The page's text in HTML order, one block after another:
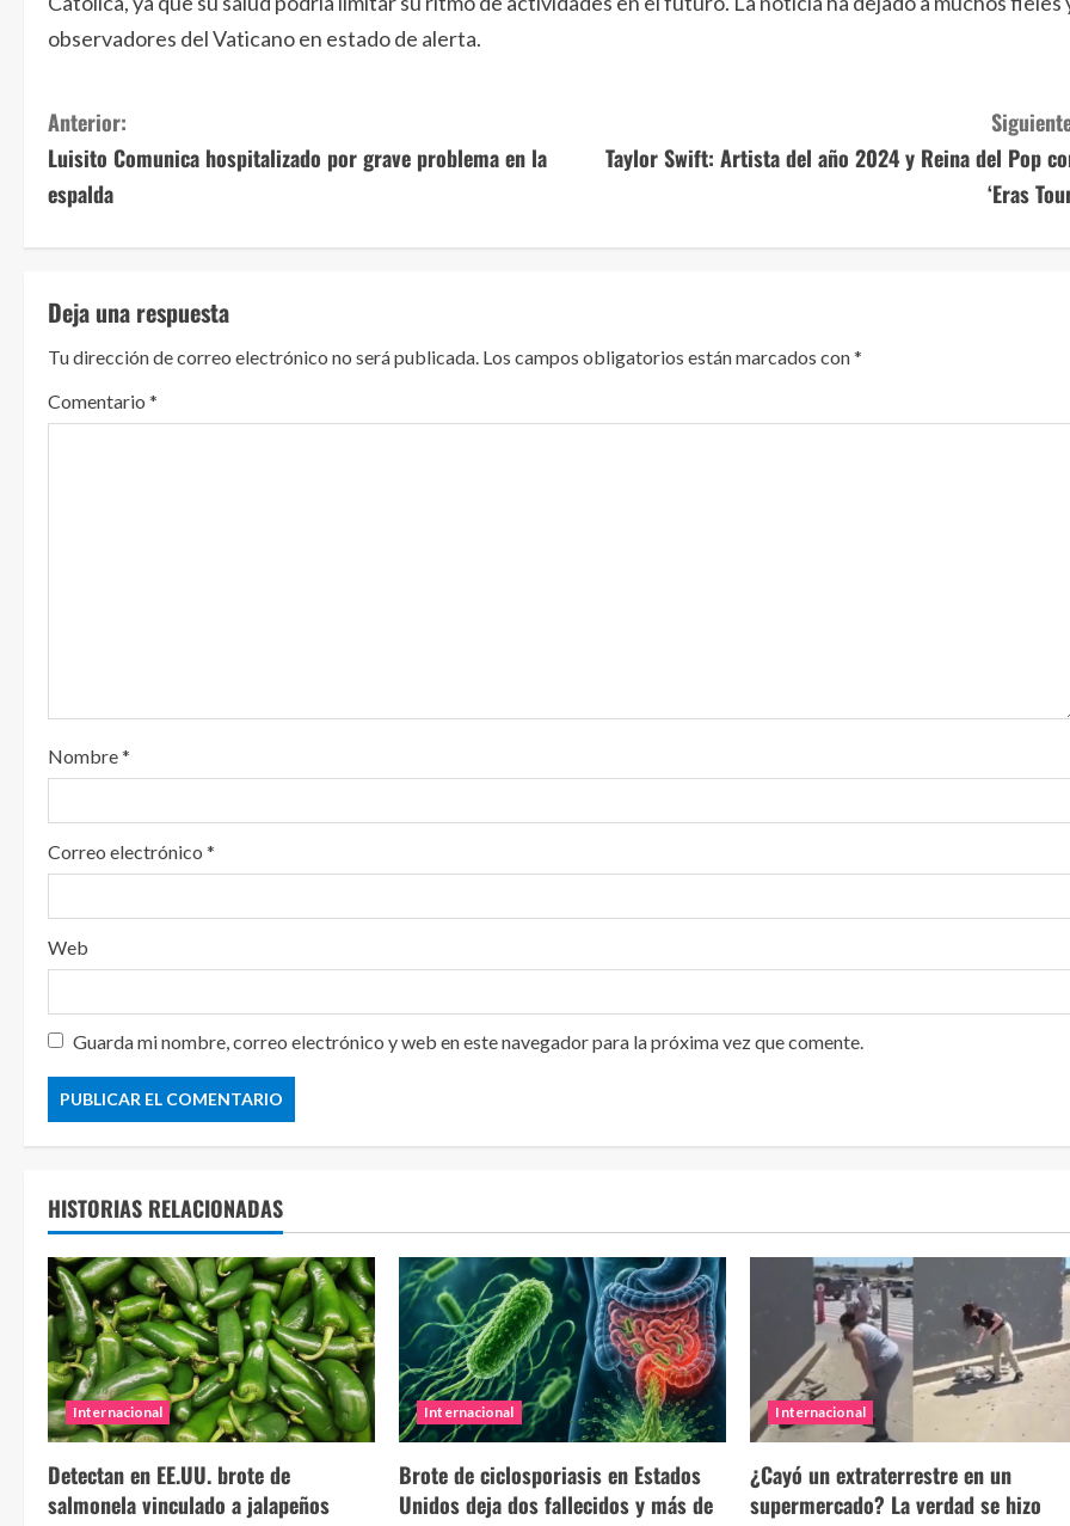
observadores del Vaticano en estado de alerta.
S
i
e
l
e
Anterior:
Luisito Comunica hospitalizado por grave problema en la
espalda
Taylor Swift: Artista del año 2024 y Reina del Pop
‘Eras
Deja una respuesta
Tu dirección de correo electrónico no será publicada. Los campos obligatorios están marcados con*
Comentario *
Nombre*
Correo electrónico *
Web
Guarda mi nombre, correo electrónico y web en este navegador para la próxima vez que comente.
HISTORIAS RELACIONADAS
Internacional
Detectan en EE.UU. brote de
salmonela vinculado a jalapeños
Internacional
Brote de ciclosporiasis en Estados
Unidos deja dos fallecidos y más de
Internacional
¿Cayó un extraterrestre en un
supermercado? La verdad se hizo